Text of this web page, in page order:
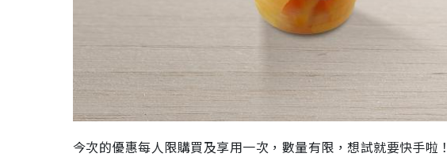
今次的優惠每人限購買及享用一次，數量有限，想試就要快手啦！